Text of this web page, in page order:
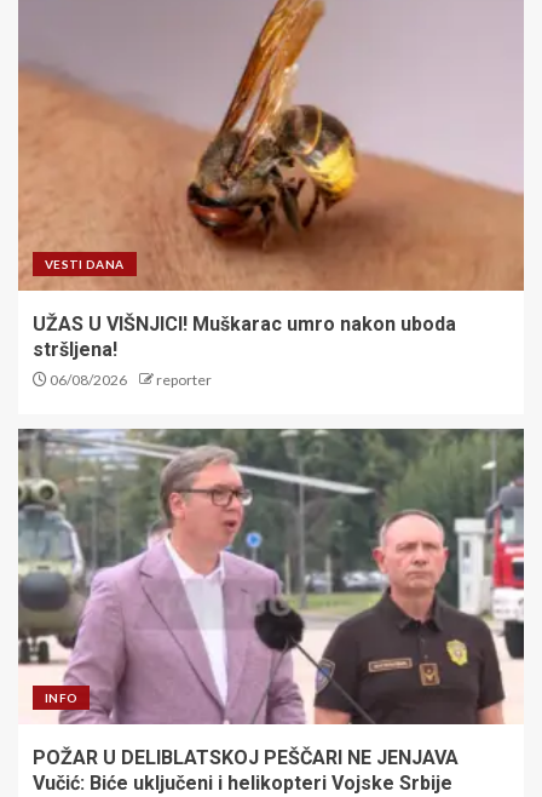
VESTI DANA
UŽAS U VIŠNJICI! Muškarac umro nakon uboda
stršljena!
06/08/2026 reporter
INFO
POŽAR U DELIBLATSKOJ PEŠČARI NE JENJAVA
Vučić: Biće uključeni i helikopteri Vojske Srbije